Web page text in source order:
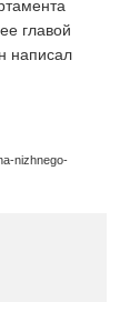
главой
написал
nizhnego-